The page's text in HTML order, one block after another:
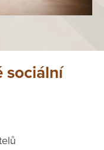
sociální